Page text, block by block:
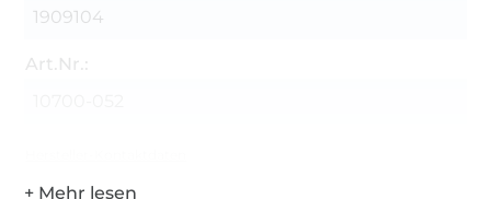
1909104
Art.Nr.: